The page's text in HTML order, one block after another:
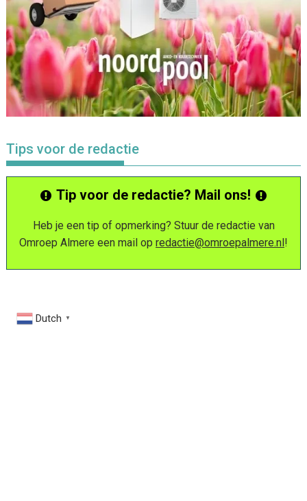
Tips voor de redactie
Tip voor de redactie? Mail ons!
Heb je een tip of opmerking? Stuur de redactie van
Omroep Almere een mail op redactie@omroepalmere.nl!
Dutch ▼